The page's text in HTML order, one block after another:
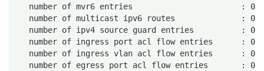
   number of mvr6 entries                       : 0/0
   number of multicast ipv6 routes              : 0/0
number of ipv4 source guard entries          : 0/
number of ingress port acl flow entries      : 0/
number of ingress vlan acl flow entries      : 0/
number of egress port acl flow entries       : 0/